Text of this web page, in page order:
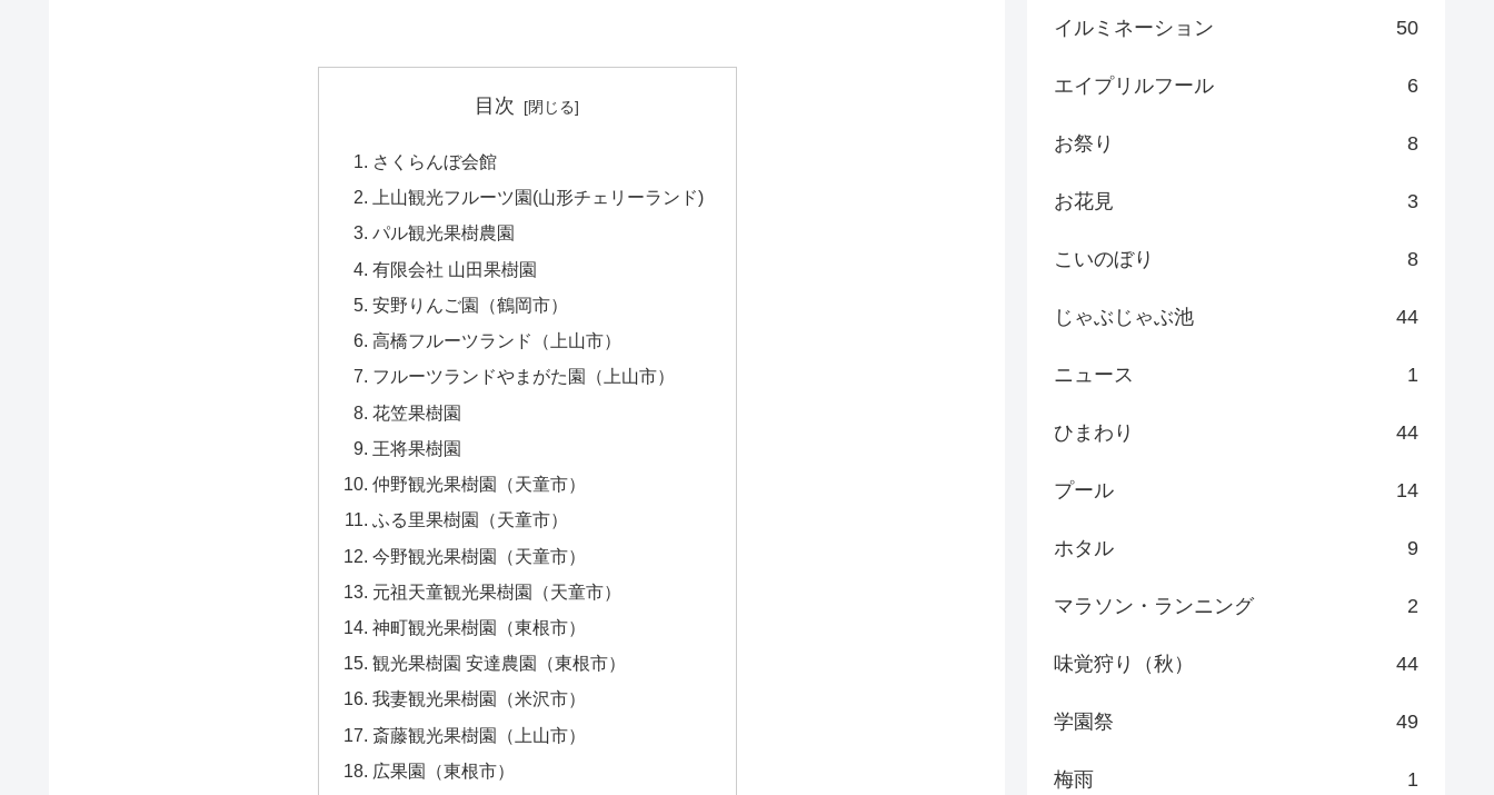
目次
さくらんぼ会館
上山観光フルーツ園(山形チェリーランド)
パル観光果樹農園
有限会社 山田果樹園
安野りんご園（鶴岡市）
高橋フルーツランド（上山市）
フルーツランドやまがた園（上山市）
花笠果樹園
王将果樹園
仲野観光果樹園（天童市）
ふる里果樹園（天童市）
今野観光果樹園（天童市）
元祖天童観光果樹園（天童市）
神町観光果樹園（東根市）
観光果樹園 安達農園（東根市）
我妻観光果樹園（米沢市）
斎藤観光果樹園（上山市）
広果園（東根市）
イルミネーション 50
エイプリルフール 6
お祭り 8
お花見 3
こいのぼり 8
じゃぶじゃぶ池 44
ニュース 1
ひまわり 44
プール 14
ホタル 9
マラソン・ランニング 2
味覚狩り（秋） 44
学園祭 49
梅雨 1